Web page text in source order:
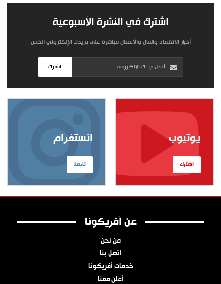
اشترك في النشرة الأسبوعية
أخبار الاقتصاد والمال والأعمال مباشرة على بريدك الإلكتروني الخاص
اشترك
إنستغرام
تابعنا
يوتيوب
اشترك
عن أفريكونا
من نحن
اتصل بنا
خدمات أفريكونا
أعلن معنا